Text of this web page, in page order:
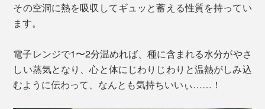
その空洞に熱を吸収してギュッと蓄える性質を持ってい
ます。
電子レンジで1〜2分温めれば、種に含まれる水分がやさ
しい蒸気となり、心と体にじわりじわりと温熱がしみ込
むように伝わって、なんとも気持ちいいぃ……！